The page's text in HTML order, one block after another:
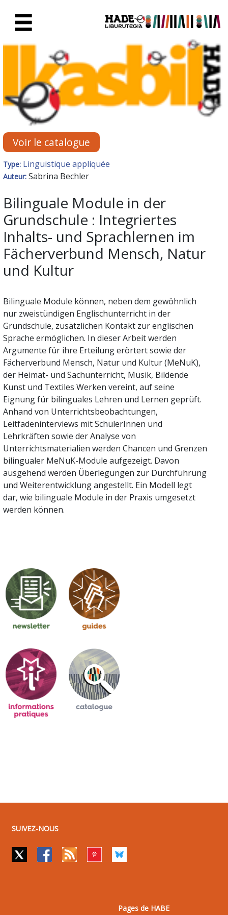
Fiche de Nouveaux Livres -
Voir le catalogue
Type: Linguistique appliquée
Auteur: Sabrina Bechler
Bilinguale Module in der
Grundschule : Integriertes
Inhalts- und Sprachlernen im
Fächerverbund Mensch, Natur
und Kultur
Bilinguale Module können, neben dem gewöhnlich
nur zweistündigen Englischunterricht in der
Grundschule, zusätzlichen Kontakt zur englischen
Sprache ermöglichen. In dieser Arbeit werden
Argumente für ihre Erteilung erörtert sowie der
Fächerverbund Mensch, Natur und Kultur (MeNuK),
der Heimat- und Sachunterricht, Musik, Bildende
Kunst und Textiles Werken vereint, auf seine
Eignung für bilinguales Lehren und Lernen geprüft.
Anhand von Unterrichtsbeobachtungen,
Leitfadeninterviews mit SchülerInnen und
Lehrkräften sowie der Analyse von
Unterrichtsmaterialien werden Chancen und Grenzen
bilingualer MeNuK-Module aufgezeigt. Davon
ausgehend werden Überlegungen zur Durchführung
und Weiterentwicklung angestellt. Ein Modell legt
dar, wie bilinguale Module in der Praxis umgesetzt
werden können.
SUIVEZ-NOUS
Pages de HABE